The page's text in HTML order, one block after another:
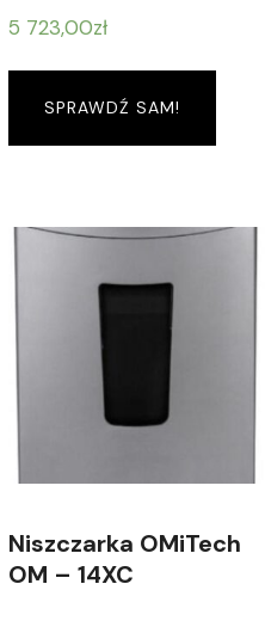
5 723,00zł
SPRAWDŹ SAM!
Niszczarka OMiTech
OM – 14XC